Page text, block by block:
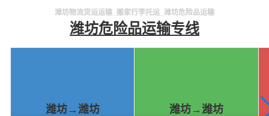
潍坊物流货运运输_搬家行李托运_潍坊危险品运输
潍坊危险品运输专线
潍坊→潍坊 潍坊→潍坊